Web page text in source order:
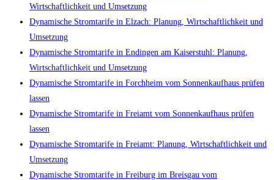
Wirtschaftlichkeit und Umsetzung
Dynamische Stromtarife in Elzach: Planung, Wirtschaftlichkeit und
Umsetzung
Dynamische Stromtarife in Endingen am Kaiserstuhl: Planung,
Wirtschaftlichkeit und Umsetzung
Dynamische Stromtarife in Forchheim vom Sonnenkaufhaus prüfen
lassen
Dynamische Stromtarife in Freiamt vom Sonnenkaufhaus prüfen
lassen
Dynamische Stromtarife in Freiamt: Planung, Wirtschaftlichkeit und
Umsetzung
Dynamische Stromtarife in Freiburg im Breisgau vom